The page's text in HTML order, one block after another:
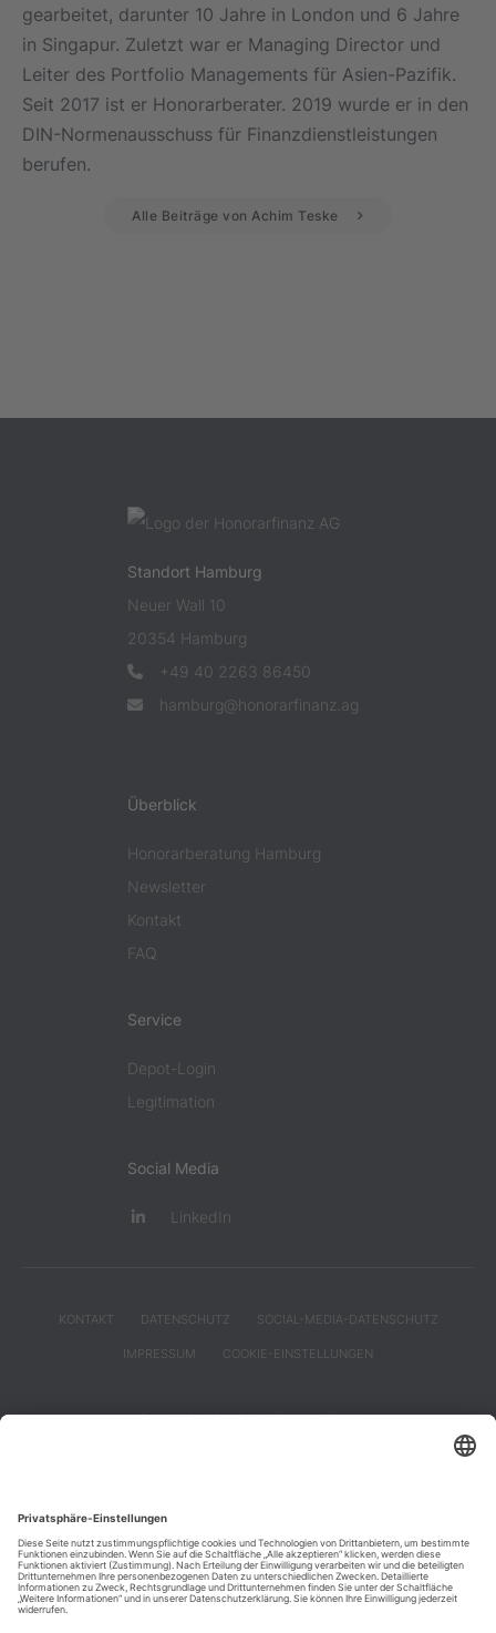
gearbeitet, darunter 10 Jahre in London und 6 Jahre
in Singapur. Zuletzt war er Managing Director und
Leiter des Portfolio Managements für Asien-Pazifik.
Seit 2017 ist er Honorarberater. 2019 wurde er in den
DIN-Normenausschuss für Finanzdienstleistungen
berufen.
Alle Beiträge von Achim Teske
Standort Hamburg
Neuer Wall 10
20354 Hamburg
+49 40 2263 86450
hamburg@honorarfinanz.ag
Überblick
Honorarberatung Hamburg
Newsletter
Kontakt
FAQ
Service
Depot-Login
Legitimation
Social Media
LinkedIn
KONTAKT DATENSCHUTZ SOCIAL-MEDIA-DATENSCHUTZ
IMPRESSUM COOKIE-EINSTELLUNGEN
© 2026 HONORARFINANZ AG